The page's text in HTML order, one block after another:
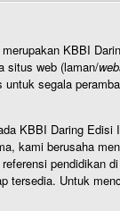
KBBI
situs web (laman/
segala
KBBI Daring
kami berusaha
pendidikan
tersedia. Untuk